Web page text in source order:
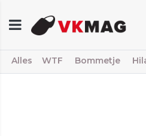
Alles WTF Bommetje